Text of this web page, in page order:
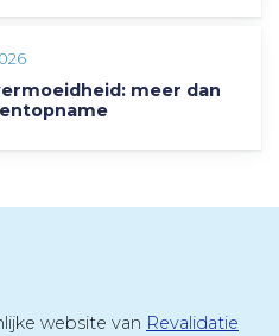
meer dan
website van Revalidatie